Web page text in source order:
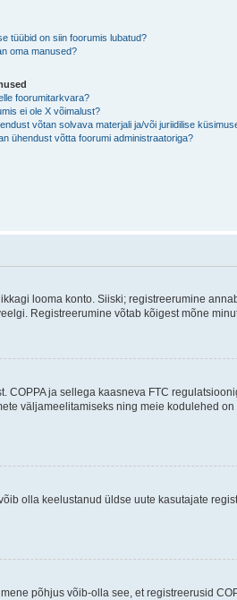
tüübid on siin foorumis lubatud?
oma manused?
foorumitarkvara?
ei ole X võimalust?
võtan solvava materjali ja/või juriidilise
ühendust võtta foorumi administraatoriga?
looma konto. Siiski; registreerumine
Registreerumine võtab kõigest mõne
ja sellega kaasneva FTC
väljameelitamiseks ning meie kodulehed
olla keelustanud üldse uute kasutajate
põhjus võib-olla see, et registreerusid